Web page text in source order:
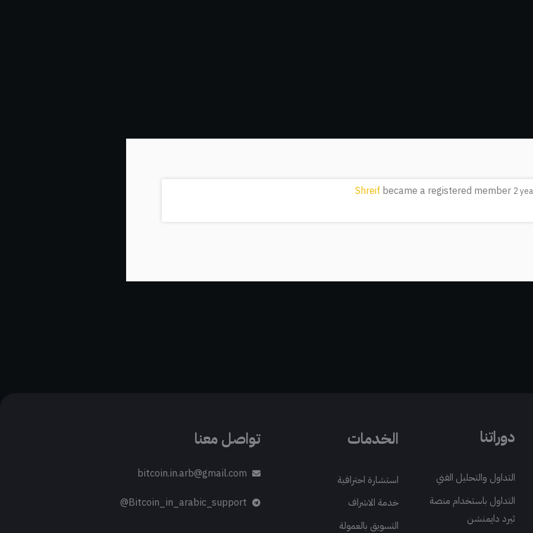
Shreif became a registered member 2
دوراتنا
التداول والتحليل الفني
التداول باستخدام منصة
ثيرد دايمنشن
الخدمات
استشارة احترافية
خدمة الاشراف
التسويق بالعمولة
تواصل معنا
bitcoin.in.arb@gmail.com
Bitcoin_in_arabic_support@